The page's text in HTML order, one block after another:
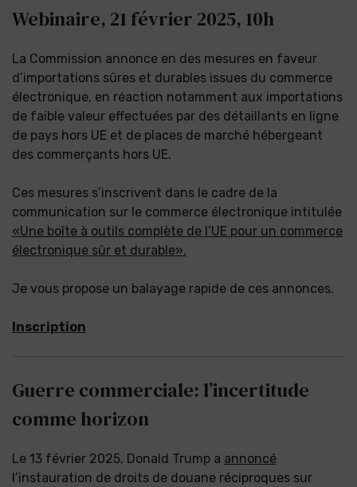
Webinaire, 21 février 2025, 10h
La Commission annonce en des mesures en faveur
d’importations sûres et durables issues du commerce
électronique, en réaction notamment aux importations
de faible valeur effectuées par des détaillants en ligne
de pays hors UE et de places de marché hébergeant
des commerçants hors UE.
Ces mesures s’inscrivent dans le cadre de la
communication sur le commerce électronique intitulée
«Une boîte à outils complète de l’UE pour un commerce
électronique sûr et durable».
Je vous propose un balayage rapide de ces annonces.
Inscription
Guerre commerciale: l’incertitude
comme horizon
Le 13 février 2025, Donald Trump a annoncé
l’instauration de droits de douane réciproques sur